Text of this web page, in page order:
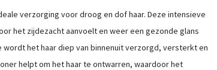
verzorging voor droog en dof haar. Deze intensieve
het zijdezacht aanvoelt en weer een gezonde glans
wordt het haar diep van binnenuit verzorgd, versterkt en
helpt om het haar te ontwarren, waardoor het